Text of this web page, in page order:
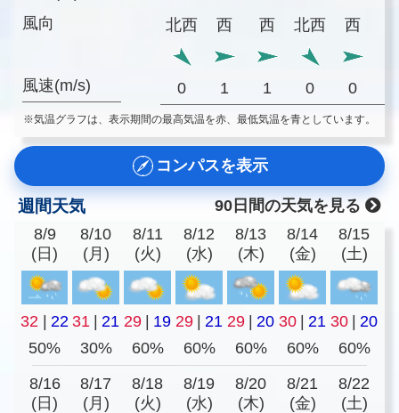
風向
風速(m/s)
北西
西 西 北西 西
0 1 1 0 0
※気温グラフは、表示期間の最高気温を赤、最低気温を青としています。
コンパスを表示
週間天気
90日間の天気を見る
8/9
(日)
8/10
(月)
8/11
(火)
8/12
(水)
8/13
(木)
8/14
(金)
8/15
(土)
32 | 22 31 | 21 29 | 19 29 | 21 29 | 20 30 | 21 30 | 20
50%
30% 60% 60% 60% 60% 60%
8/16
(日)
8/17
(月)
8/18
(火)
8/19
(水)
8/20
(木)
8/21
(金)
8/22
(土)